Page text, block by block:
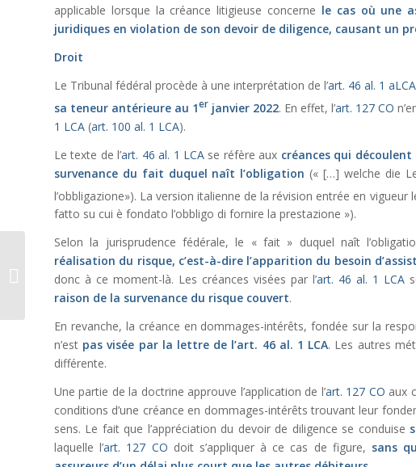
applicable lorsque la créance litigieuse concerne le cas où une
juridiques en violation de son devoir de diligence, causant un
Droit
Le Tribunal fédéral procède à une interprétation de l’art. 46 al. 1 aLCA
sa teneur antérieure au 1er janvier 2022. En effet, l’art. 127 CO
1 LCA (art. 100 al. 1 LCA).
Le texte de l’art. 46 al. 1 LCAse réfère aux créances qui
survenance du fait duquel naît l’obligation (« […] welche die
l’obbligazione»). La version italienne de la révision entrée en vigueur
fatto su cui è fondato l’obbligo di fornire la prestazione »).
Selon la jurisprudence fédérale, le « fait » duquel naît
réalisation du risque, c’est-à-dire l’apparition du besoin
donc à ce moment-là. Les créances visées par l’art. 46 al. 1 LCA
raison de la survenance du risque couvert.
En revanche, la créance en dommages-intérêts, fondée sur la
n’est pas visée par la lettre de l’art. 46 al. 1 LCA. Les autres
différente.
Une partie de la doctrine approuve l’application de l’art. 127 CO aux
conditions d’une créance en dommages-intérêts trouvant leur
sens. Le fait que l’appréciation du devoir de diligence se conduise
laquelle l’art. 127 CO doit s’appliquer à ce cas de figure, sans
CourEDH: La
condamnation pénale
d’un lanceur d’alerte
viole son droit à...